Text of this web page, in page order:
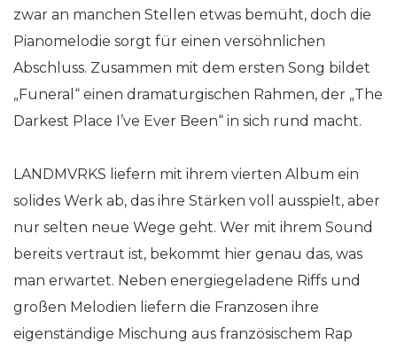
zwar an manchen Stellen etwas bemüht, doch die
Pianomelodie sorgt für einen versöhnlichen
Abschluss. Zusammen mit dem ersten Song bildet
„Funeral“ einen dramaturgischen Rahmen, der „The
Darkest Place I’ve Ever Been“ in sich rund macht.
LANDMVRKS liefern mit ihrem vierten Album ein
solides Werk ab, das ihre Stärken voll ausspielt, aber
nur selten neue Wege geht. Wer mit ihrem Sound
bereits vertraut ist, bekommt hier genau das, was
man erwartet. Neben energiegeladene Riffs und
großen Melodien liefern die Franzosen ihre
eigenständige Mischung aus französischem Rap